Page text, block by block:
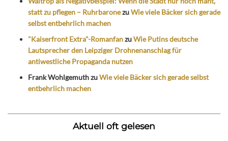
statt zu pflegen – RuhrbaronezuWie viele Bäcker sich gerade
selbst entbehrlich machen
"Kaiserfront Extra"-RomanfanzuWie Putins deutsche
Lautsprecher den Leipziger Drohnenanschlag für
antiwestliche Propaganda nutzen
Frank WohlgemuthzuWie viele Bäcker sich gerade selbst
entbehrlich machen
Aktuell oft gelesen